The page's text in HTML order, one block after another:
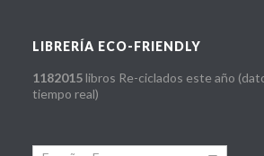
LIBRERÍA ECO-FRIENDLY
1182015libros Re-ciclados este año
tiempo real)